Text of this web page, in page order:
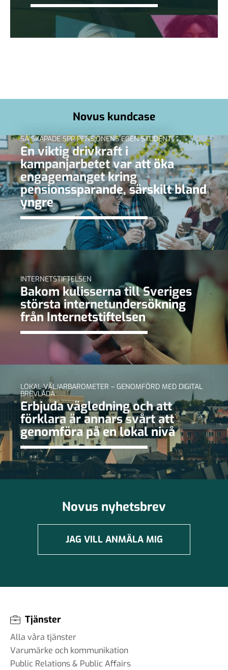
Novus kundcase
SÅ SKAPADE SPP PENSIONENS EGEN STUDENT
En viktig drivkraft i
kampanjarbetet var att öka
engagemanget kring
pensionssparande, särskilt bland
yngre
INTERNETSTIFTELSEN
Bakom kulisserna till Sveriges
största internetundersökning
från Internetstiftelsen
LOKAL VÄLJARBAROMETER – GENOMFÖRD MED DIGITAL
BREVLÅDA
Erbjuda vägledning och att
förklara är annars svårt att
genomföra på en lokal nivå
Novus nyhetsbrev
JAG VILL ANMÄLA MIG
Tjänster
Alla våra tjänster
Varumärke och kommunikation
Public Relations & Public Affairs